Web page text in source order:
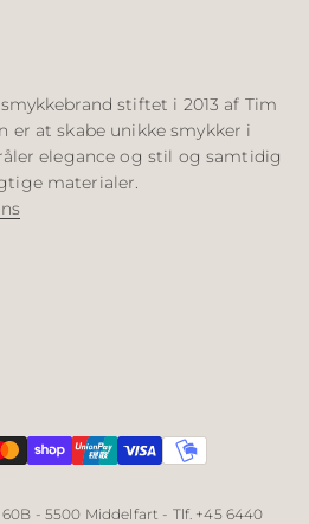
stiftet i 2013 af Tim
er at skabe unikke smykker i
elegance og stil og samtidig
materialer.
- 5500 Middelfart - Tlf. +45 6440